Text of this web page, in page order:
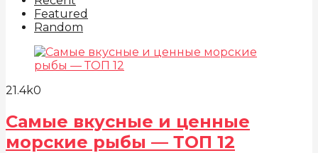
Featured
Random
21.4k0
Самые вкусные и ценные
морские рыбы — ТОП 12